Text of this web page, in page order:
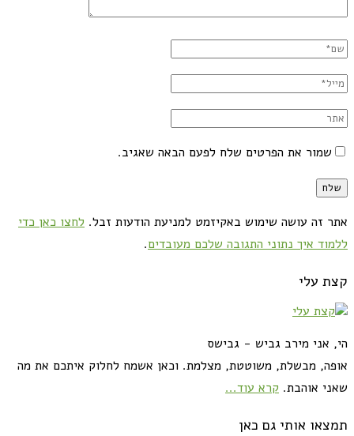
שמור את הפרטים שלח לפעם הבאה שאגיב.
אתר זה עושה שימוש באקיזמט למניעת הודעות זבל. לחצו כאן כדי
ללמוד איך נתוני התגובה שלכם מעובדים.
קצת עלי
הי, אני מירב גביש - גבישס
אופה, מבשלת, משוטטת, מצלמת. וכאן אשמח לחלוק איתכם את מה
שאני אוהבת. קרא עוד...
תמצאו אותי גם כאן